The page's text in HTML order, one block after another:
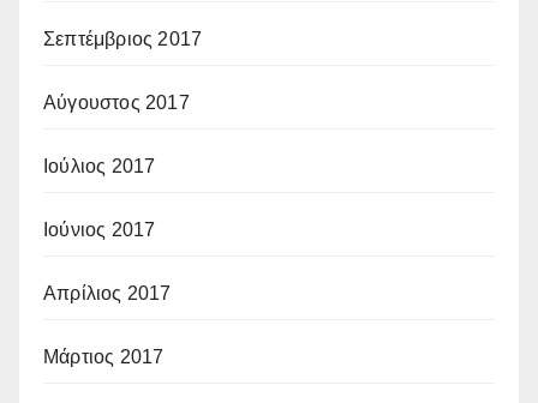
Σεπτέμβριος 2017
Αύγουστος 2017
Ιούλιος 2017
Ιούνιος 2017
Απρίλιος 2017
Μάρτιος 2017